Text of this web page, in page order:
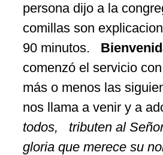
persona dijo a la
comillas son
90 minutos.
comenzó el servicio con
más o menos las
nos llama a venir y a
todos, tributen al
gloria que merece su